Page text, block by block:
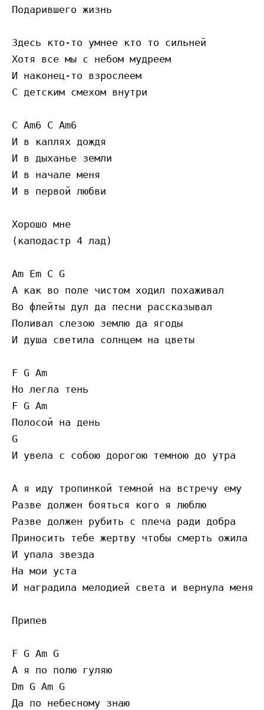
Подарившего жизнь
Здесь кто-то умнее кто то сильней
Хотя все мы с небом мудреем
И наконец-то взрослеем
С детским смехом внутри
C Am6 C Am6
И в каплях дождя
И в дыханье земли
И в начале меня
И в первой любви
Хорошо мне
(каподастр 4 лад)
Am Em C G
А как во поле чистом ходил похаживал
Во флейты дул да песни рассказывал
Поливал слезою землю да ягоды
И душа светила солнцем на цветы
F G Am
Но легла тень
F G Am
Полосой на день
G
И увела с собою дорогою темною до утра
А я иду тропинкой темной на встречу ему
Разве должен бояться кого я люблю
Разве должен рубить с плеча ради добра
Приносить тебе жертву чтобы смерть ожила
И упала звезда
На мои уста
И наградила мелодией света и вернула меня
Припев
F G Am G
А я по полю гуляю
Dm G Am G
Да по небесному знаю